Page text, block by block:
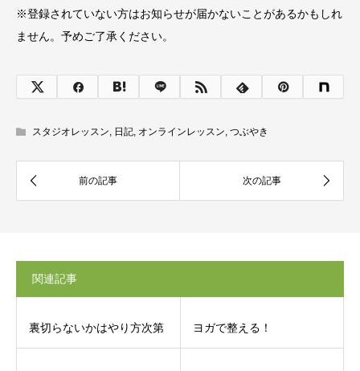
※登録されていない方はお知らせが届かないことがあるかもしれ
ません。予めご了承ください。
スタジオレッスン, 日記, オンラインレッスン, つぶやき
関連記事
裏切らないかはやり方次第 ヨガで整える！